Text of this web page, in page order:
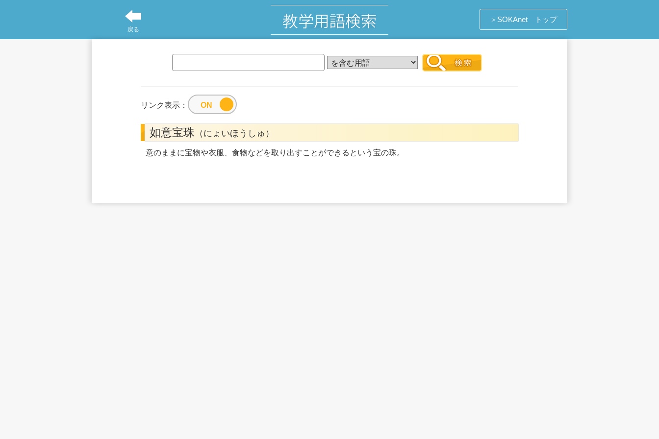
戻る
＞SOKAnet トップ
リンク表示：
如意宝珠 （にょいほうしゅ）
意のままに宝物や衣服、食物などを取り出すことができるという宝の珠。